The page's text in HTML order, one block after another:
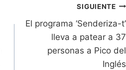
o
SIGUIENTE
El programa ‘Senderiza-t’
lleva a patear a 37
personas a Pico del
Inglés